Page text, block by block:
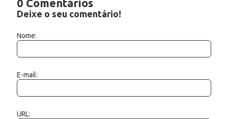
0 Comentários
Deixe o seu comentário!
Nome:
E-mail:
URL: